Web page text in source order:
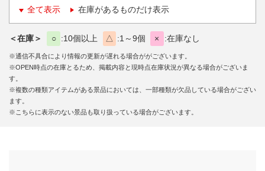
全て表示 在庫があるものだけ表示
＜在庫＞ ○ 10個以上 △ 1～9個 × 在庫なし
※通信不具合により情報の更新が遅れる場合ががございます。
※OPEN時点の在庫とるため、掲載内容と現時点在庫状況が異なる場合がございま
す。
※複数の種類アイテムがある景品においては、一部種類が欠品している場合がござい
ます。
※こちらに表示のない景品も取り扱っている場合がございます。